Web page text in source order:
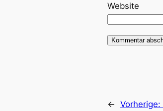
Website
← Vorherige: